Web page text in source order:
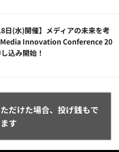
日(水)開催】メディアの未来を考
Innovation Conference 20
込み開始！
だけた場合、投げ銭もで
す